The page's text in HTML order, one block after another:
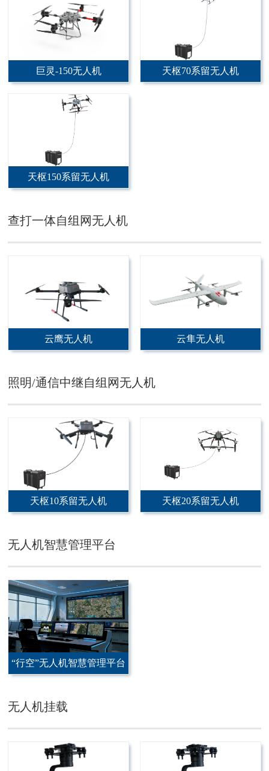
巨灵-150无人机 天枢70系留无人机
天枢150系留无人机
查打一体自组网无人机
云鹰无人机 云隼无人机
照明/通信中继自组网无人机
天枢10系留无人机 天枢20系留无人机
无人机智慧管理平台
“行空”无人机智慧管理平台
无人机挂载